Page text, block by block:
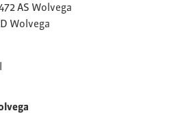
AS Wolvega
Wolvega